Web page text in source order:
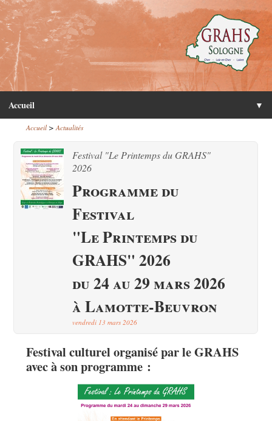
Accueil ▼
Accueil> Actualités
Festival "Le Printemps du GRAHS"
2026
Programme du
Festival
"Le Printemps du
GRAHS" 2026
du 24 au 29 mars 2026
à Lamotte-Beuvron
vendredi 13 mars 2026
Festival culturel organisé par le GRAHS
avec à son programme :